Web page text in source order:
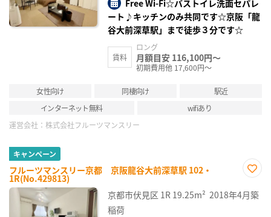
Free Wi-Fi☆バストイレ洗面セパレ
ート♪キッチンのみ共同です☆京阪「龍
谷大前深草駅」まで徒歩３分です☆
賃料
ロング
月額目安 116,100円～
初期費用他 17,600円～
女性向け 同棲向け
駅近
インターネット無料
wifiあり
運営会社： 株式会社フルーツマンスリー
キャンペーン
フルーツマンスリー京都 京阪龍谷大前深草駅 102・
1R(No.429813)
に入
り登
京都市伏見区 1R 19.25m² 2018年4月築
稲荷